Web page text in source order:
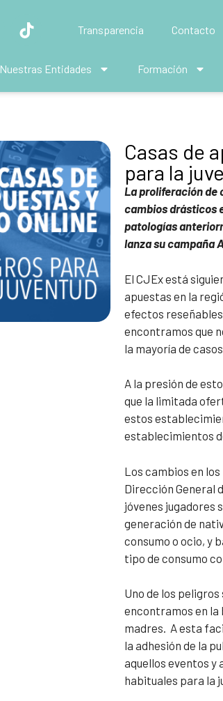
Transparencia Contacto
Nuestras Entidades Formación
Casas de
para la
La proliferación de
cambios drásticos
patologías
lanza su campaña
El CJEx está
apuestas en la
efectos
encontramos que
la mayoría de
A la presión de
que la limitada
estos
establecimientos
Los cambios en
Dirección General
jóvenes jugadores
generación de
consumo o ocio, y
tipo de consumo
Uno de los
encontramos en la
madres. A esta
la adhesión de la
aquellos eventos y
habituales para la